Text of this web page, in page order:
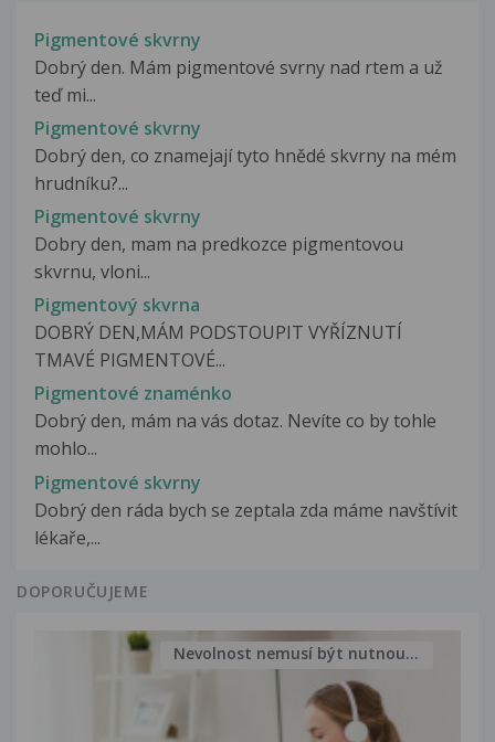
Pigmentové skvrny
Dobrý den. Mám pigmentové svrny nad rtem a už
teď mi...
Pigmentové skvrny
Dobrý den, co znamejají tyto hnědé skvrny na mém
hrudníku?...
Pigmentové skvrny
Dobry den, mam na predkozce pigmentovou
skvrnu, vloni...
Pigmentový skvrna
DOBRÝ DEN,MÁM PODSTOUPIT VYŘÍZNUTÍ
TMAVÉ PIGMENTOVÉ...
Pigmentové znaménko
Dobrý den, mám na vás dotaz. Nevíte co by tohle
mohlo...
Pigmentové skvrny
Dobrý den ráda bych se zeptala zda máme navštívit
lékaře,...
DOPORUČUJEME
Nevolnost nemusí být nutnou...